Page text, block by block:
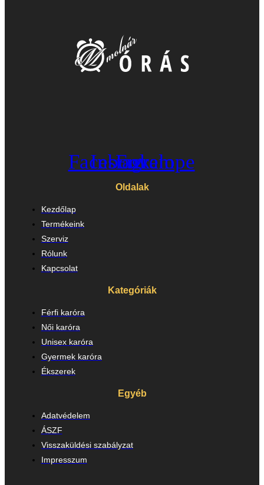
Facebook
Instagram
Envelope
Oldalak
Kezdőlap
Termékeink
Szerviz
Rólunk
Kapcsolat
Kategóriák
Férfi karóra
Női karóra
Unisex karóra
Gyermek karóra
Ékszerek
Egyéb
Adatvédelem
ÁSZF
Visszaküldési szabályzat
Impresszum